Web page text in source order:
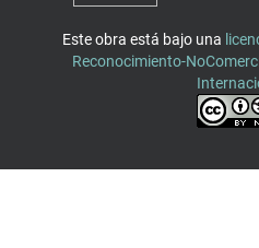
Este obra está bajo una
Reconocimiento-